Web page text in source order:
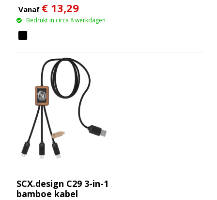
gegevensoverdracht
Vanaf € 13,29
Bedrukt in circa 8 werkdagen
SCX.design C29 3-in-1
bamboe kabel